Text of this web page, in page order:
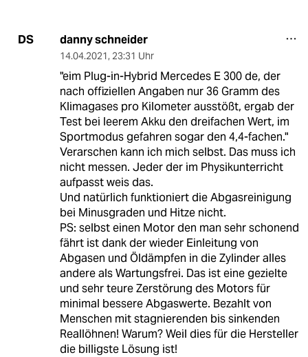
DS danny schneider
14.04.2021, 23:31 Uhr
"eim Plug-in-Hybrid Mercedes E 300 de, der
nach offiziellen Angaben nur 36 Gramm des
Klimagases pro Kilometer ausstößt, ergab der
Test bei leerem Akku den dreifachen Wert, im
Sportmodus gefahren sogar den 4,4-fachen."
Verarschen kann ich mich selbst. Das muss ich
nicht messen. Jeder der im Physikunterricht
aufpasst weis das.
Und natürlich funktioniert die Abgasreinigung
bei Minusgraden und Hitze nicht.
PS: selbst einen Motor den man sehr schonend
fährt ist dank der wieder Einleitung von
Abgasen und Öldämpfen in die Zylinder alles
andere als Wartungsfrei. Das ist eine gezielte
und sehr teure Zerstörung des Motors für
minimal bessere Abgaswerte. Bezahlt von
Menschen mit stagnierenden bis sinkenden
Reallöhnen! Warum? Weil dies für die Hersteller
die billigste Lösung ist!